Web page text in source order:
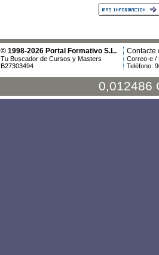
© 1998-2026 Portal Formativo S.L.
Tu Buscador de Cursos y Masters
B27303494
Contacte
Correo-e /
Teléfono:
0,012486